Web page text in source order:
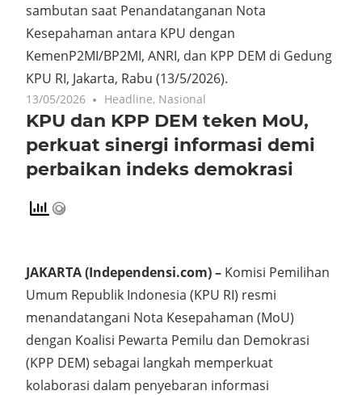
sambutan saat Penandatanganan Nota
Kesepahaman antara KPU dengan
KemenP2MI/BP2MI, ANRI, dan KPP DEM di Gedung
KPU RI, Jakarta, Rabu (13/5/2026).
13/05/2026 Headline, Nasional
KPU dan KPP DEM teken MoU,
perkuat sinergi informasi demi
perbaikan indeks demokrasi
JAKARTA (Independensi.com) – Komisi Pemilihan
Umum Republik Indonesia (KPU RI) resmi
menandatangani Nota Kesepahaman (MoU)
dengan Koalisi Pewarta Pemilu dan Demokrasi
(KPP DEM) sebagai langkah memperkuat
kolaborasi dalam penyebaran informasi